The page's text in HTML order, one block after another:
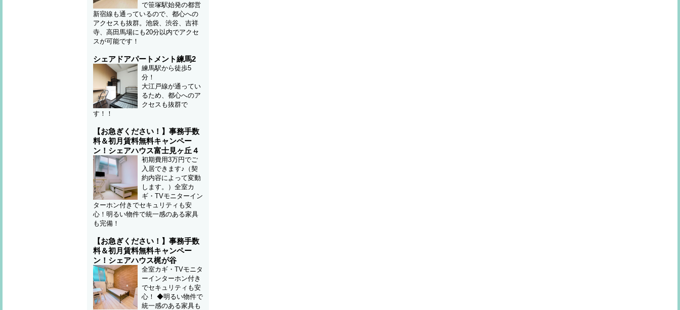
で笹塚駅始発の都営
新宿線も通っているので、都心への
アクセスも抜群。池袋、渋谷、吉祥
寺、高田馬場にも20分以内でアクセ
スが可能です！
シェアドアパートメント練馬2
練馬駅から徒歩5
分！
大江戸線が通ってい
るため、都心へのア
クセスも抜群で
す！！
【お急ぎください！】事務手数
料＆初月賃料無料キャンペー
ン！シェアハウス富士見ヶ丘４
初期費用3万円でご
入居できます♪（契
約内容によって変動
します。）全室カ
ギ・TVモニターイン
ターホン付きでセキュリティも安
心！明るい物件で統一感のある家具
も完備！
【お急ぎください！】事務手数
料＆初月賃料無料キャンペー
ン！シェアハウス梶が谷
全室カギ・TVモニタ
ーインターホン付き
でセキュリティも安
心！ ◆明るい物件で
統一感のある家具も